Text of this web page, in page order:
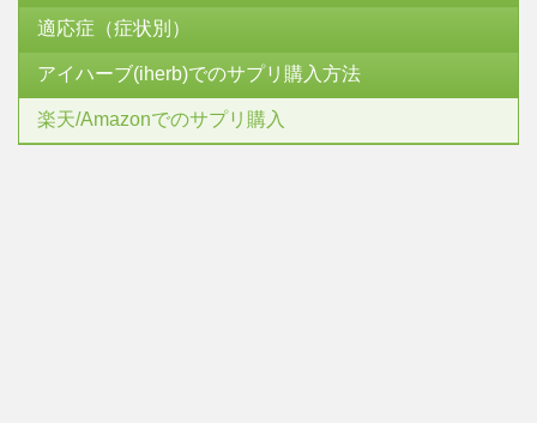
適応症（症状別）
アイハーブ(iherb)でのサプリ購入方法
楽天/Amazonでのサプリ購入